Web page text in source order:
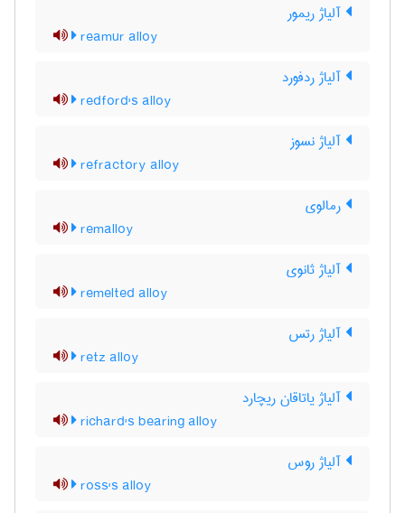
آلیاژ ریمور
reamur alloy
آلیاژ ردفورد
redford's alloy
آلیاژ نسوز
refractory alloy
رمالوی
remalloy
آلیاژ ثانوی
remelted alloy
آلیاژ رتس
retz alloy
آلیاژ یاتاقان ریچارد
richard's bearing alloy
آلیاژ روس
ross's alloy